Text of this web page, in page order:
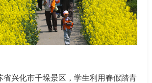
省兴化市千垛景区，学生利用春假踏青